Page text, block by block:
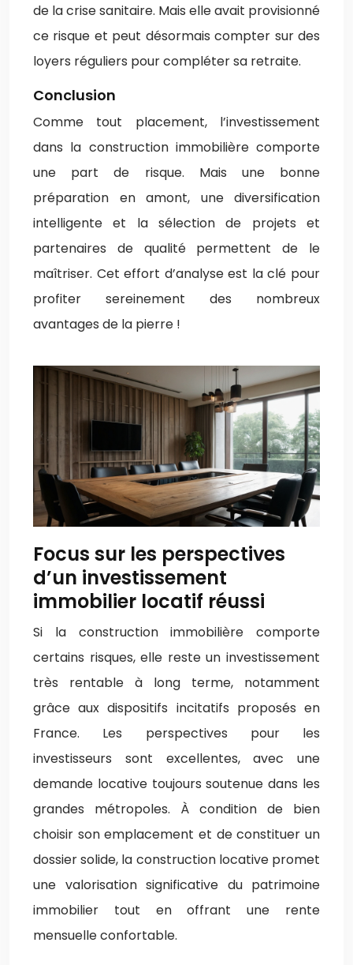
de la crise sanitaire. Mais elle avait provisionné
ce risque et peut désormais compter sur des
loyers réguliers pour compléter sa retraite.
Conclusion
Comme tout placement, l’investissement
dans la construction immobilière comporte
une part de risque. Mais une bonne
préparation en amont, une diversification
intelligente et la sélection de projets et
partenaires de qualité permettent de le
maîtriser. Cet effort d’analyse est la clé pour
profiter sereinement des nombreux
avantages de la pierre !
Focus sur les perspectives
d’un investissement
immobilier locatif réussi
Si la construction immobilière comporte
certains risques, elle reste un investissement
très rentable à long terme, notamment
grâce aux dispositifs incitatifs proposés en
France. Les perspectives pour les
investisseurs sont excellentes, avec une
demande locative toujours soutenue dans les
grandes métropoles. À condition de bien
choisir son emplacement et de constituer un
dossier solide, la construction locative promet
une valorisation significative du patrimoine
immobilier tout en offrant une rente
mensuelle confortable.